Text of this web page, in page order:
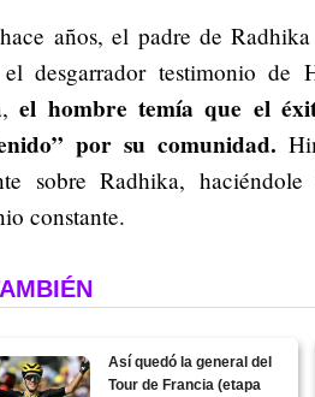
años, el padre de
el desgarrador testimonio
el hombre temía que el
por su comunidad.
sobre Radhika,
constante.
Así quedó la general del
Tour de Francia (etapa